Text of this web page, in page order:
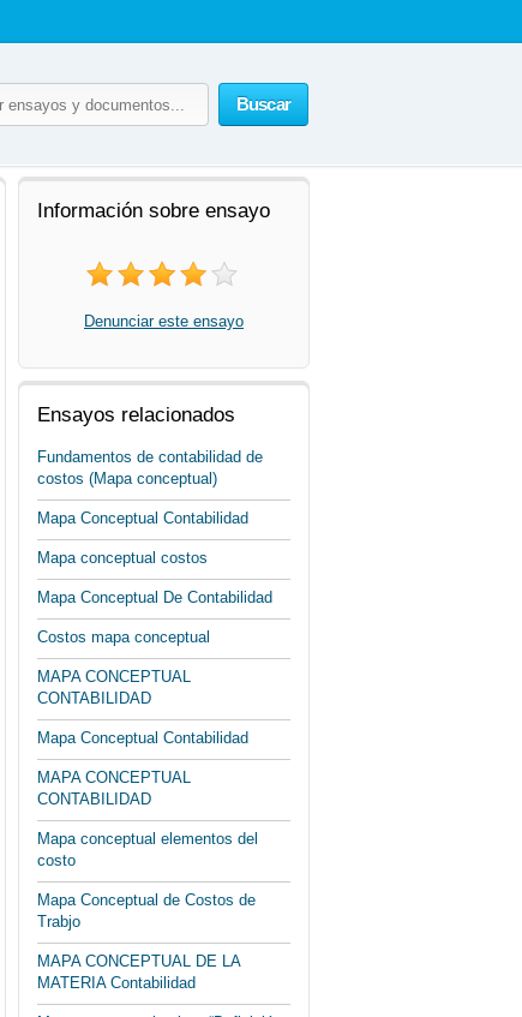
Buscar
Información sobre ensayo
Denunciar este ensayo
Ensayos relacionados
Fundamentos de contabilidad de
costos (Mapa conceptual)
Mapa Conceptual Contabilidad
Mapa conceptual costos
Mapa Conceptual De Contabilidad
Costos mapa conceptual
MAPA CONCEPTUAL
CONTABILIDAD
Mapa Conceptual Contabilidad
MAPA CONCEPTUAL
CONTABILIDAD
Mapa conceptual elementos del
costo
Mapa Conceptual de Costos de
Trabjo
MAPA CONCEPTUAL DE LA
MATERIA Contabilidad